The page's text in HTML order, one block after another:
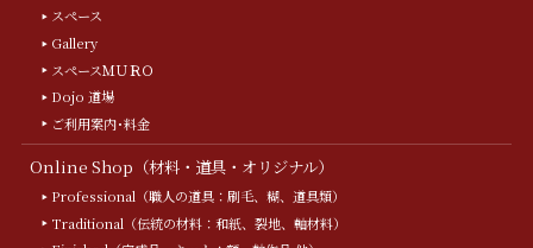
スペース
Gallery
スペースＭＵＲＯ
Dojo 道場
ご利用案内･料金
Online Shop（材料・道具・オリジナル）
Professional（職人の道具：刷毛、糊、道具類）
Traditional（伝統の材料：和紙、裂地、軸材料）